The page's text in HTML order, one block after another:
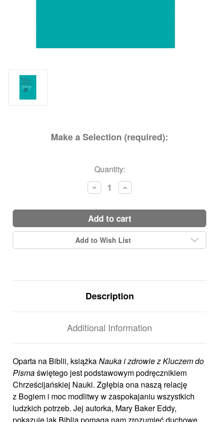
Make a Selection (required):
Quantity:
Decrease
Quantity:
Increase
Quantity:
add to cart
Add to Wish List
Description
Additional Information
Oparta na Biblii, książkaNauka i zdrowie z Kluczem do
Pismaświętego jest podstawowym podręcznikiem
Chrześcijańskiej Nauki. Zgłębia ona naszą relację
z Bogiem i moc modlitwy w zaspokajaniu wszystkich
ludzkich potrzeb. Jej autorka, Mary Baker Eddy,